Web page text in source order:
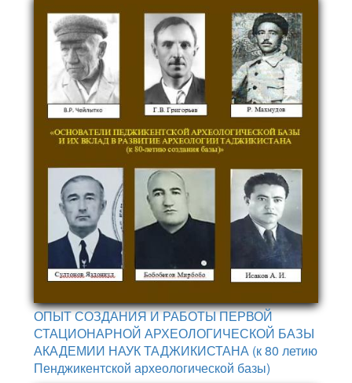
ОПЫТ СОЗДАНИЯ И РАБОТЫ ПЕРВОЙ
СТАЦИОНАРНОЙ АРХЕОЛОГИЧЕСКОЙ БАЗЫ
АКАДЕМИИ НАУК ТАДЖИКИСТАНА (к 80 летию
Пенджикентской археологической базы)